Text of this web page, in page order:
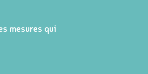
mesures qui